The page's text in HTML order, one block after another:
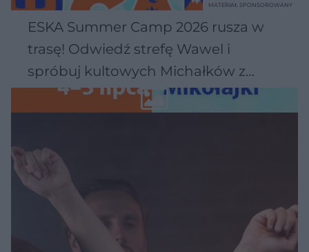
ESKA Summer Camp 2026 rusza w
trasę! Odwiedź strefę Wawel i
spróbuj kultowych Michałków z
Wawelu
MATERIAŁ SPONSOROWANY